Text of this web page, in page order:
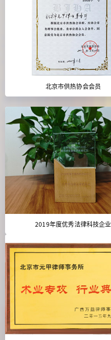
北京市供热协会会员
2019年度优秀法律科技企业